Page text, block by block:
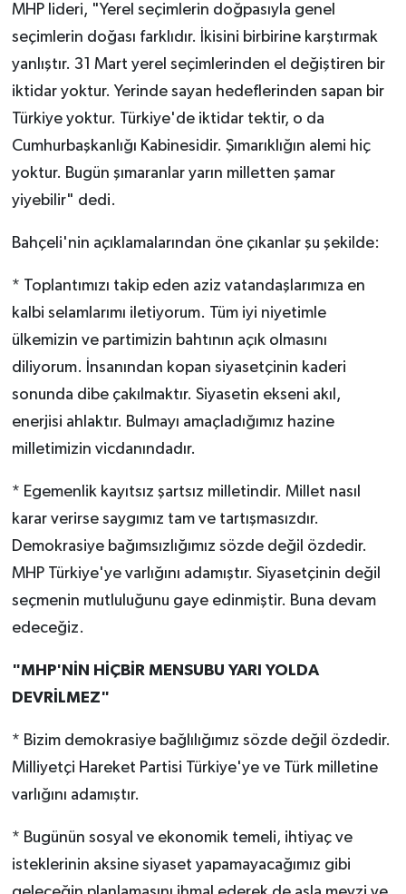
MHP lideri, "Yerel seçimlerin doğpasıyla genel
seçimlerin doğası farklıdır. İkisini birbirine karştırmak
yanlıştır. 31 Mart yerel seçimlerinden el değiştiren bir
iktidar yoktur. Yerinde sayan hedeflerinden sapan bir
Türkiye yoktur. Türkiye'de iktidar tektir, o da
Cumhurbaşkanlığı Kabinesidir. Şımarıklığın alemi hiç
yoktur. Bugün şımaranlar yarın milletten şamar
yiyebilir" dedi.
Bahçeli'nin açıklamalarından öne çıkanlar şu şekilde:
* Toplantımızı takip eden aziz vatandaşlarımıza en
kalbi selamlarımı iletiyorum. Tüm iyi niyetimle
ülkemizin ve partimizin bahtının açık olmasını
diliyorum. İnsanından kopan siyasetçinin kaderi
sonunda dibe çakılmaktır. Siyasetin ekseni akıl,
enerjisi ahlaktır. Bulmayı amaçladığımız hazine
milletimizin vicdanındadır.
* Egemenlik kayıtsız şartsız milletindir. Millet nasıl
karar verirse saygımız tam ve tartışmasızdır.
Demokrasiye bağımsızlığımız sözde değil özdedir.
MHP Türkiye'ye varlığını adamıştır. Siyasetçinin değil
seçmenin mutluluğunu gaye edinmiştir. Buna devam
edeceğiz.
"MHP'NİN HİÇBİR MENSUBU YARI YOLDA
DEVRİLMEZ"
* Bizim demokrasiye bağlılığımız sözde değil özdedir.
Milliyetçi Hareket Partisi Türkiye'ye ve Türk milletine
varlığını adamıştır.
* Bugünün sosyal ve ekonomik temeli, ihtiyaç ve
isteklerinin aksine siyaset yapamayacağımız gibi